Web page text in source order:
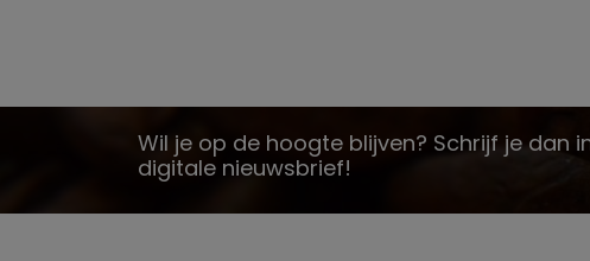
Wil je op de hoogte blijven? Schrijf je dan
digitale nieuwsbrief!